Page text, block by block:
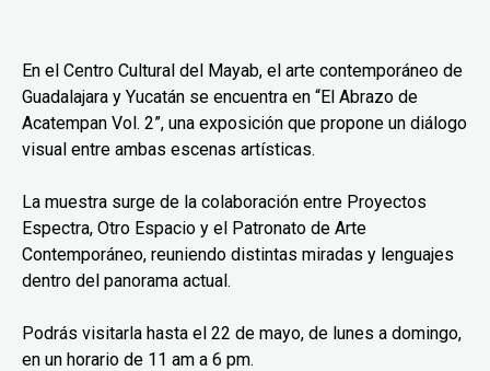
En el Centro Cultural del Mayab, el arte contemporáneo de
Guadalajara y Yucatán se encuentra en “El Abrazo de
Acatempan Vol. 2”, una exposición que propone un diálogo
visual entre ambas escenas artísticas.
La muestra surge de la colaboración entre Proyectos
Espectra, Otro Espacio y el Patronato de Arte
Contemporáneo, reuniendo distintas miradas y lenguajes
dentro del panorama actual.
Podrás visitarla hasta el 22 de mayo, de lunes a domingo,
en un horario de 11 am a 6 pm.